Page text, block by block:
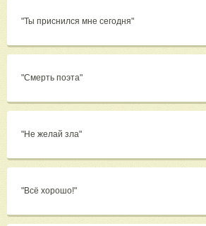
"Ты приснился мне сегодня"
"Смерть поэта"
"Не желай зла"
"Всё хорошо!"